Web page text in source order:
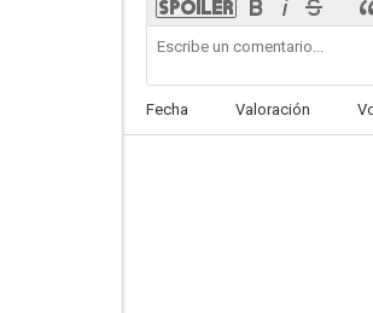
Monster Run
--
Fecha Valoración